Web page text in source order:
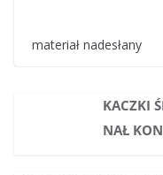
materiał nadesłany
KACZKI
NAŁ